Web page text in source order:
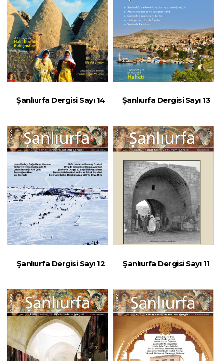
Şanlıurfa Dergisi Sayı 14 Şanlıurfa Dergisi Sayı 13
Şanlıurfa Dergisi Sayı 12 Şanlıurfa Dergisi Sayı 11